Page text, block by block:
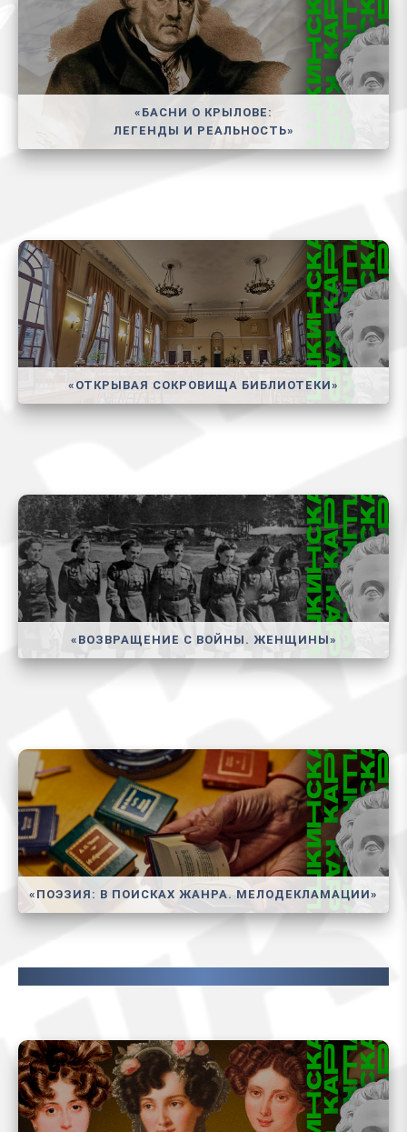
«БАСНИ О КРЫЛОВЕ:
ЛЕГЕНДЫ И РЕАЛЬНОСТЬ»
«ОТКРЫВАЯ СОКРОВИЩА БИБЛИОТЕКИ»
«ВОЗВРАЩЕНИЕ С ВОЙНЫ. ЖЕНЩИНЫ»
«ПОЭЗИЯ: В ПОИСКАХ ЖАНРА. МЕЛОДЕКЛАМАЦИИ»